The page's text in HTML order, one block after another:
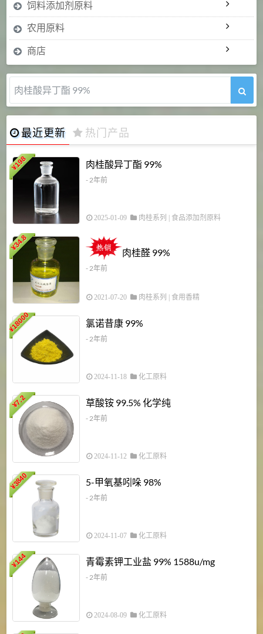
饲料添加剂原料
农用原料
商店
肉桂醛 99%
最近更新 热门产品
¥
198 肉桂酸异丁酯 99%
- 2年前
2025-01-09 肉桂系列 食品添加剂原料
¥
34.8
肉桂醛 99%
- 2年前
2021-07-20 肉桂系列 食用香精
¥
18000 氯诺昔康 99%
- 2年前
2024-11-18 化工原料
¥
7.2 草酸铵 99.5% 化学纯
- 2年前
2024-11-12 化工原料
¥
3840 5-甲氧基吲哚 98%
- 2年前
2024-11-07 化工原料
¥
144 青霉素钾工业盐 99% 1588u/mg
- 2年前
2024-08-09 化工原料